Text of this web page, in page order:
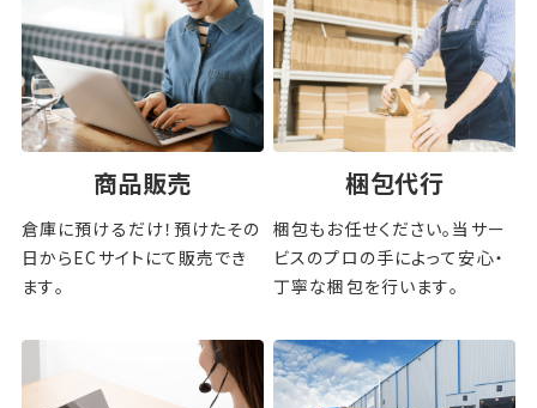
商品販売
倉庫に預けるだけ！預けたその
日からECサイトにて販売でき
ます。
梱包代行
梱包もお任せください。当サー
ビスのプロの手によって安心・
丁寧な梱包を行います。